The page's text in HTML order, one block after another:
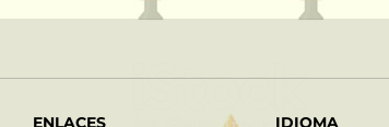
ENLACES IDIOMA